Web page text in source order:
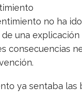
no ha ido
una explicación
consecuencias
ya sentaba las